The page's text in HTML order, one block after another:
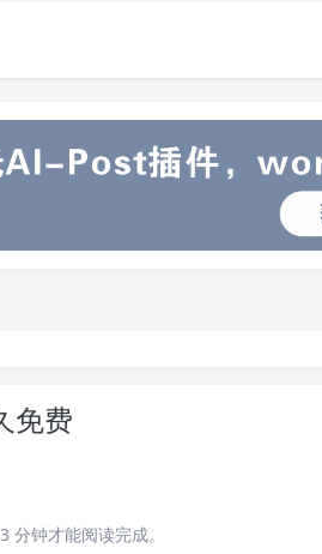
免费
钟才能阅读完成。